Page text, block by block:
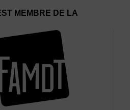
MEMBRE DE LA